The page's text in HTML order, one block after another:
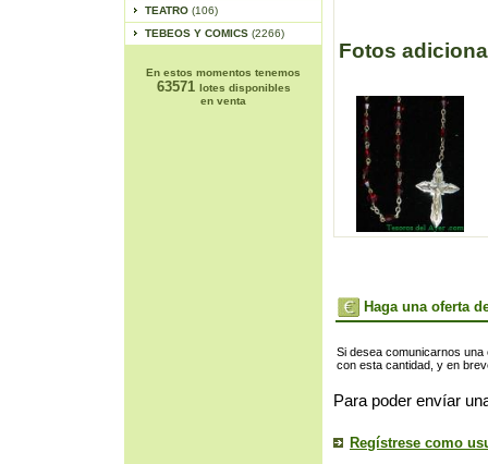
TEATRO (106)
TEBEOS Y COMICS (2266)
En estos momentos tenemos
63571 lotes disponibles
en venta
Fotos
Haga una oferta
Si desea comunicarnos
con esta cantidad, y en
Para poder envíar
Regístrese como